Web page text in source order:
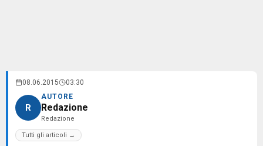
08.06.2015 03:30
R
AUTORE
Redazione
Redazione
Tutti gli articoli →